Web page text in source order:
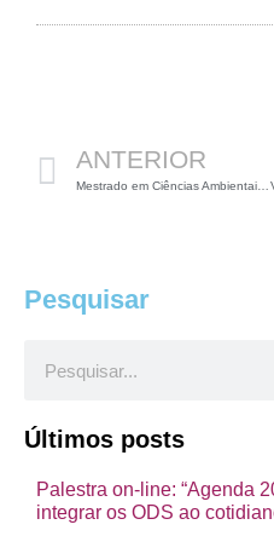
ANTERIOR
Pesquisar
Últimos posts
Palestra on-line: “Agenda
integrar os ODS ao